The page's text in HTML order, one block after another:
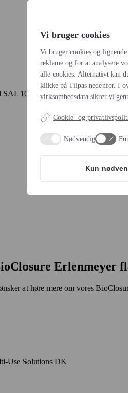
10-6
Erlenmeyer
at høre mere om vores
Use Solutions DK
Vi bruger cookies
Vi bruger cookies og
reklame og for at analysere
alle cookies. Alternativt kan
klikke på Tilpas nedenfor. I
virksomhedsdata sikrer vi
Cookie- og
Nødvendig
Kun